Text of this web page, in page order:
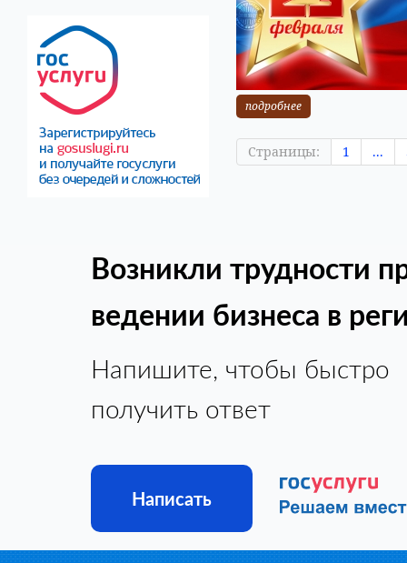
подробнее
Страницы: 1 ...
Возникли трудности
ведении бизнеса в
Напишите, чтобы быстро
получить ответ
Написать